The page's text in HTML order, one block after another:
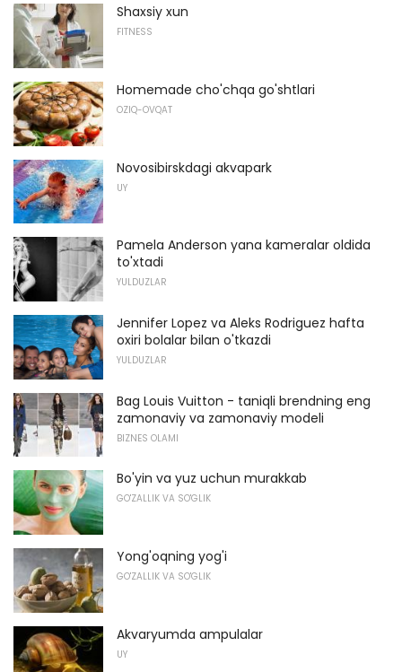
Shaxsiy xun
FITNESS
Homemade cho'chqa go'shtlari
OZIQ-OVQAT
Novosibirskdagi akvapark
UY
Pamela Anderson yana kameralar oldida
to'xtadi
YULDUZLAR
Jennifer Lopez va Aleks Rodriguez hafta
oxiri bolalar bilan o'tkazdi
YULDUZLAR
Bag Louis Vuitton - taniqli brendning eng
zamonaviy va zamonaviy modeli
BIZNES OLAMI
Bo'yin va yuz uchun murakkab
GO'ZALLIK VA SO'GLIK
Yong'oqning yog'i
GO'ZALLIK VA SO'GLIK
Akvaryumda ampulalar
UY